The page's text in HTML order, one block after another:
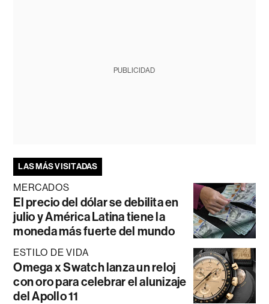
PUBLICIDAD
LAS MÁS VISITADAS
MERCADOS
El precio del dólar se debilita en
julio y América Latina tiene la
moneda más fuerte del mundo
ESTILO DE VIDA
Omega x Swatch lanza un reloj
con oro para celebrar el alunizaje
del Apollo 11